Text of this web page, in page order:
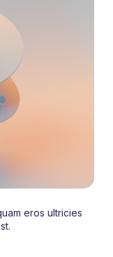
eros ultricies